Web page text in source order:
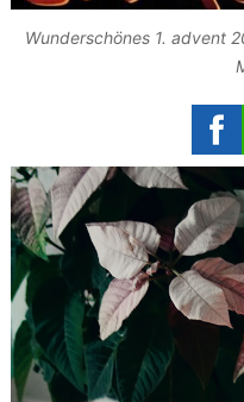
Wunderschönes 1. advent